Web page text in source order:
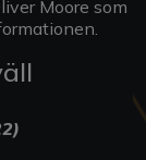
Moore som